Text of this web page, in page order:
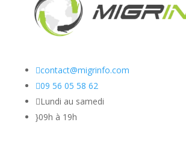
contact@migrinfo.com
09 56 05 58 62
Lundi au samedi
}09h à 19h